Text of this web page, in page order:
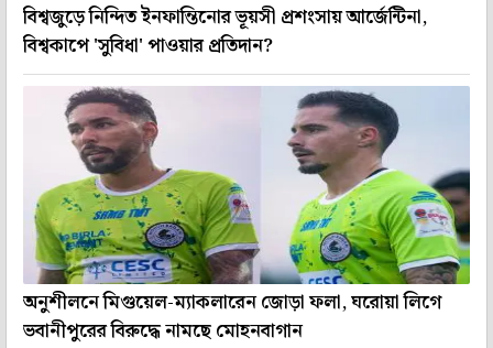
বিশ্বজুড়ে নিন্দিত ইনফান্তিনোর ভূয়সী প্রশংসায় আর্জেন্টিনা,
বিশ্বকাপে 'সুবিধা' পাওয়ার প্রতিদান?
অনুশীলনে মিগুয়েল-ম্যাকলারেন জোড়া ফলা, ঘরোয়া লিগে
ভবানীপুরের বিরুদ্ধে নামছে মোহনবাগান